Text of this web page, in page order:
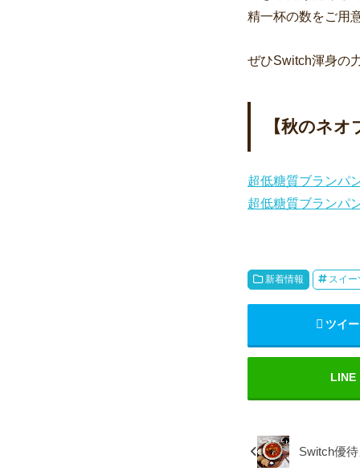
精一杯の数をご用
ぜひSwitch渾身の
【秋のネ
超低糖質ブランパ
超低糖質ブランパ
新着情報 スイ
ツイ
LINE
Switch優